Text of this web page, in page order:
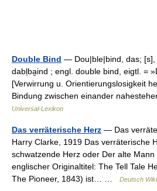
Double Bind — Dou|ble|bind, das; [s],
dabl̩ba̮ind ; engl. double bind, eigtl. =
[Verwirrung u. Orientierungslosigkeit
Bindung zwischen einander
Universal-Lexikon
Das verräterische Herz — Das
Harry Clarke, 1919 Das verräterische
schwatzende Herz oder Der alte Mann
englischer Originaltitel: The Tell Tale
The Pioneer, 1843) ist… …
Deutsch